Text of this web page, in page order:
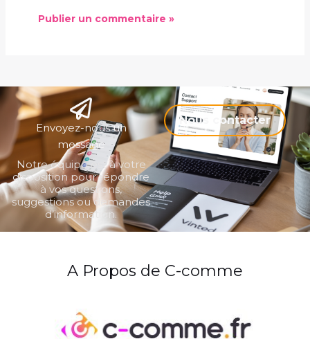
Envoyez-nous un
message
Notre équipe est à votre
disposition pour répondre
à vos questions,
suggestions ou demandes
d’information.
Nous contacter
A Propos de C-comme